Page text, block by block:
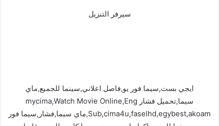
سيرفر التنزيل
ايجي بست,سيما فور يو,فاصل اعلاني,سينما للجميع,ماي
سيما,تحميل فشار mycima,Watch Movie Online,Eng
Sub,cima4u,faselhd,egybest,akoam,ماي سيما,فشار,سيما فور